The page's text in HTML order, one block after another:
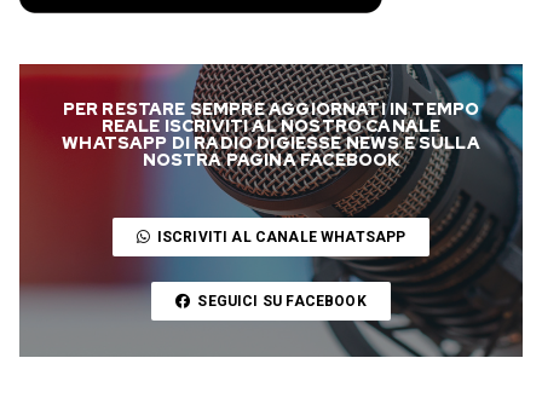
PER RESTARE SEMPRE AGGIORNATI IN TEMPO
REALE ISCRIVITI AL NOSTRO CANALE
WHATSAPP DI RADIO DIGIESSE NEWS E SULLA
NOSTRA PAGINA FACEBOOK
ISCRIVITI AL CANALE WHATSAPP
SEGUICI SU FACEBOOK